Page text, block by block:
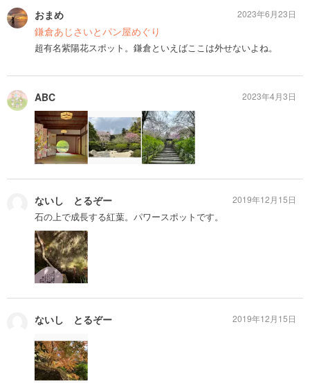
おまめ
鎌倉あじさいとパン屋めぐり
超有名紫陽花スポット。鎌倉といえばここは外せないよね。
2023年6月23日
ABC 2023年4月3日
ないし とるぞー
石の上で成長する紅葉。パワースポットです。
2019年12月15日
ないし とるぞー 2019年12月15日